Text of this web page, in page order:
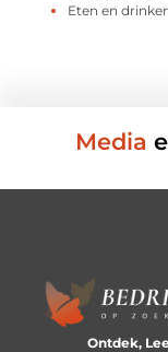
Eten en
Media
Ontdek,